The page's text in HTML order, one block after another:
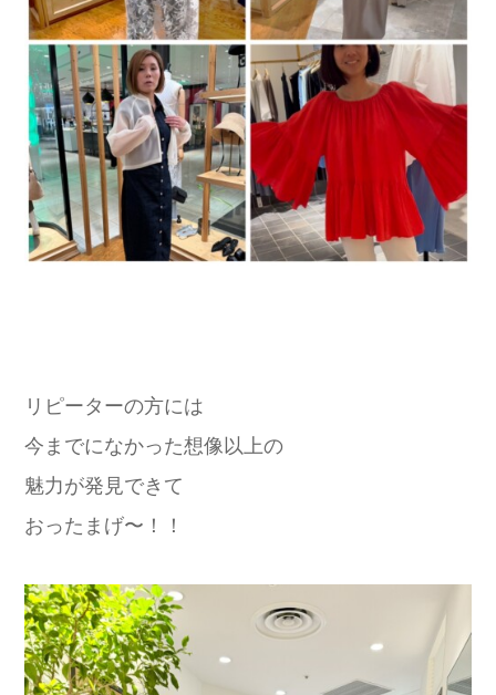
リピーターの方には
今までになかった想像以上の
魅力が発見できて
おったまげ〜！！